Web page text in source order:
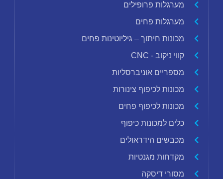
מערגלות פרופילים
מערגלות פחים
מכונות חיתוך – גיליוטינות פחים
קווי ניקוב - CNC
מספריים אוניברסליות
מכונות לכיפוף צינורות
מכונות לכיפוף פחים
כלים למכונות כיפוף
מכבשים הידראולים
מקדחות מגנטיות
מסורי דיסקה